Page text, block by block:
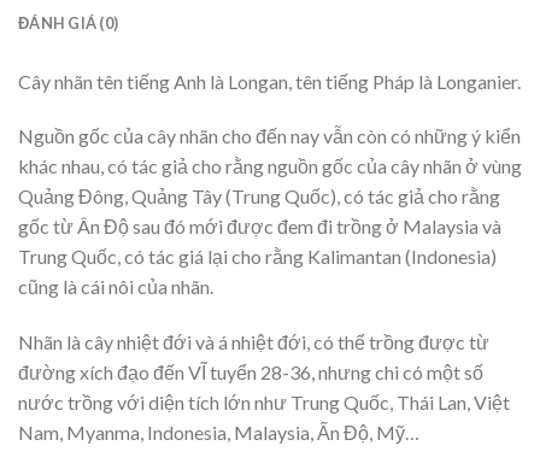
ĐÁNH GIÁ (0)
Cây nhãn tên tiếng Anh là Longan, tên tiếng Pháp là Longanier.
Nguồn gốc của cây nhãn cho đến nay vẫn còn có những ý kiển
khác nhau, có tác giả cho rằng nguồn gốc của cây nhãn ở vùng
Quảng Đông, Quảng Tây (Trung Quốc), có tác giả cho rằng
gốc từ Ân Độ sau đó mới được đem đi trồng ở Malaysia và
Trung Quốc, có tác giá lại cho rằng Kalimantan (Indonesia)
cũng là cái nôi của nhãn.
Nhãn là cây nhiệt đới và á nhiệt đới, có thể trồng được từ
đường xích đạo đến VĨ tuyển 28-36, nhưng chi có một số
nước trồng với diện tích lớn như Trung Quốc, Thái Lan, Việt
Nam, Myanma, Indonesia, Malaysia, Ấn Độ, Mỹ…